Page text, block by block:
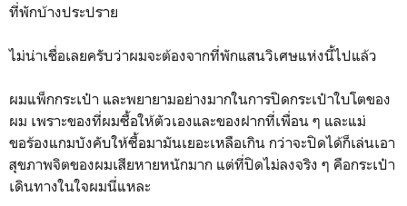
ที่พักบ้างประปราย
ไม่น่าเชื่อเลยครับว่าผมจะต้องจากที่พักแสนวิเศษแห่งนี้ไปแล้ว
ผมแพ็กกระเป๋า และพยายามอย่างมากในการปิดกระเป๋าใบโตของ
ผม เพราะของที่ผมซื้อให้ตัวเองและของฝากที่เพื่อน ๆ และแม่
ขอร้องแกมบังคับให้ซื้อมามันเยอะเหลือเกิน กว่าจะปิดได้ก็เล่นเอา
สุขภาพจิตของผมเสียหายหนักมาก แต่ที่ปิดไม่ลงจริง ๆ คือกระเป๋า
เดินทางในใจผมนี่แหละ